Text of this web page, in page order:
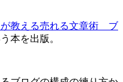
が教える売れる文章術 ブ
本を出版。